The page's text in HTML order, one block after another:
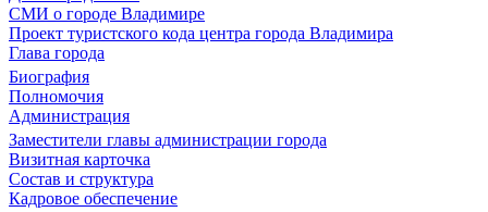
СМИ о городе Владимире
Проект туристского кода центра города Владимира
Глава города
Биография
Полномочия
Администрация
Заместители главы администрации города
Визитная карточка
Состав и структура
Кадровое обеспечение